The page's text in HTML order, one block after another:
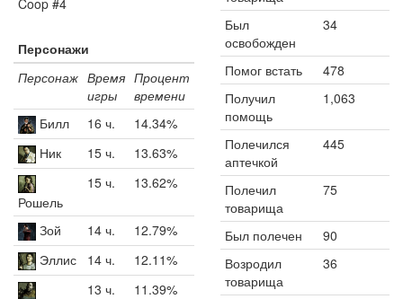
Coop #4
Персонажи
Персонаж Время
игры
Процент
времени
Билл
16 ч.
14.34%
Ник
15 ч. 13.63%
Рошель
15 ч. 13.62%
Зой 14 ч.
12.79%
Эллис
14 ч. 12.11%
13 ч. 11.39%
Был
освобожден
34
Помог встать
478
Получил
помощь
1,063
Полечился
аптечкой
445
Полечил
товарища
75
Был полечен
90
Возродил
товарища
36